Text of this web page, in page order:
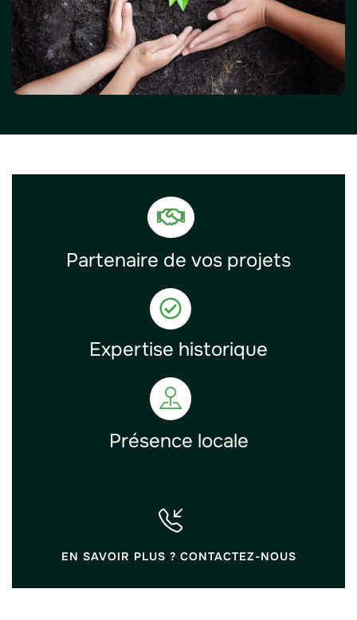
Partenaire de vos projets
Expertise historique
Présence locale
EN SAVOIR PLUS ? CONTACTEZ-NOUS